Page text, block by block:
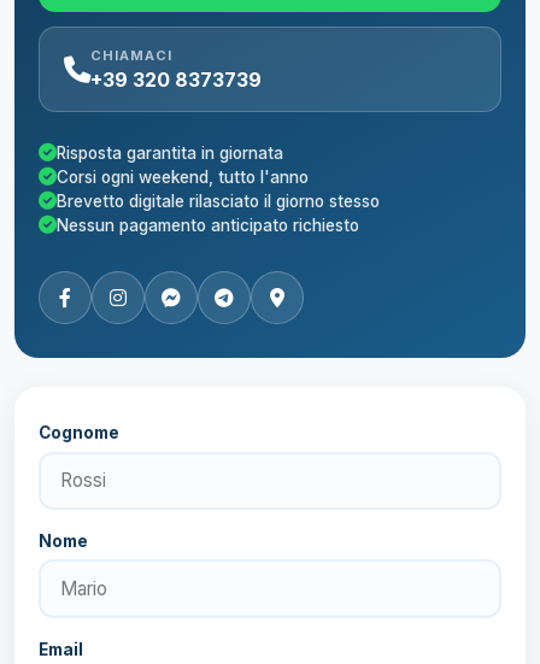
CHIAMACI
+39 320 8373739
Risposta garantita in giornata
Corsi ogni weekend, tutto l'anno
Brevetto digitale rilasciato il giorno stesso
Nessun pagamento anticipato richiesto
Cognome
Nome
Email